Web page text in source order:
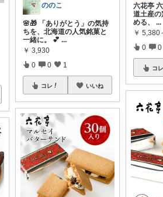
ののこ
🌸🎁 「ありがとう」の気持
ちを、北海道の人気銘菓と
一緒に。 💕 ...
￥ 3,930
0 0 1
コレ いいね
六花亭
道土産の
める、
...
￥ 5,380
0 0
コレ